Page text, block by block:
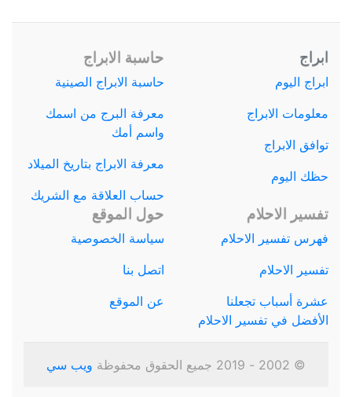
ابراج
ابراج اليوم
معلومات الابراج
توافق الابراج
حظك اليوم
حاسبة الابراج
حاسبة الابراج الصينية
معرفة البرج من اسمك
واسم أمك
معرفة الابراج بتاريخ الميلاد
حساب العلاقة مع الشريك
تفسير الاحلام
فهرس تفسير الاحلام
تفسير الاحلام
عشرة أسباب تجعلنا
الأفضل في تفسير الاحلام
حول الموقع
سياسة الخصوصية
اتصل بنا
عن الموقع
© 2002 - 2019 جميع الحقوق محفوظة ويب سي